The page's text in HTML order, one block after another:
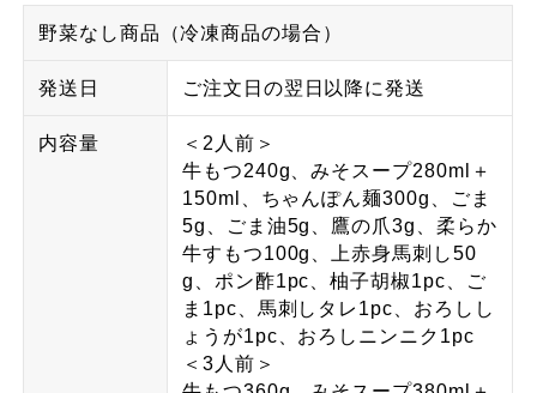
野菜なし商品（冷凍商品の場合）
発送日 ご注文日の翌日以降に発送
内容量
＜2人前＞
牛もつ240g、みそスープ280ml＋
150ml、ちゃんぽん麺300g、ごま
5g、ごま油5g、鷹の爪3g、柔らか
牛すもつ100g、上赤身馬刺し50
g、ポン酢1pc、柚子胡椒1pc、ご
ま1pc、馬刺しタレ1pc、おろしし
ょうが1pc、おろしニンニク1pc
＜3人前＞